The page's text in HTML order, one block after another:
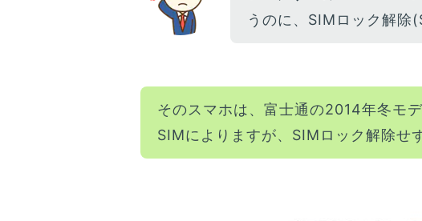
うのに、SIMロック解除
そのスマホは、富士通の2014年冬モ
SIMによりますが、SIMロック解除せ